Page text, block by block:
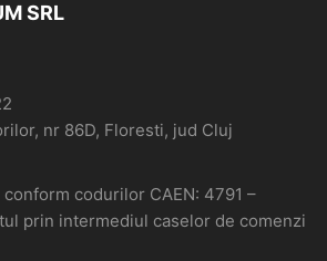
SRL
nr 86D, Floresti, jud Cluj
codurilor CAEN: 4791 –
prin intermediul caselor de comenzi